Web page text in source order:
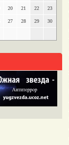
20 21 22 23
27 28 29 30